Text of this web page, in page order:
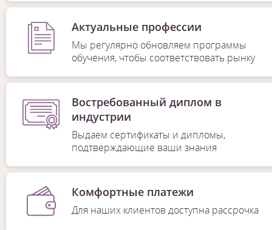
Актуальные профессии
Мы регулярно обновляем программы
обучения, чтобы соответствовать рынку
Востребованный диплом в
индустрии
Выдаем сертификаты и дипломы,
подтверждающие ваши знания
Комфортные платежи
Для наших клиентов доступна рассрочка